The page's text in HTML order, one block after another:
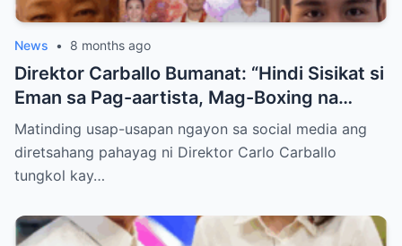
News • 8 months ago
Direktor Carballo Bumanat: “Hindi Sisikat si
Eman sa Pag-aartista, Mag-Boxing na
Lang!”
Matinding usap-usapan ngayon sa social media ang
diretsahang pahayag ni Direktor Carlo Carballo
tungkol kay…